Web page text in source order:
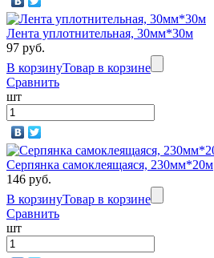
Лента уплотнительная, 30мм*30м
97 руб.
В корзинуТовар в корзине
Сравнить
шт
Серпянка самоклеящаяся, 230мм*20м
146 руб.
В корзинуТовар в корзине
Сравнить
шт